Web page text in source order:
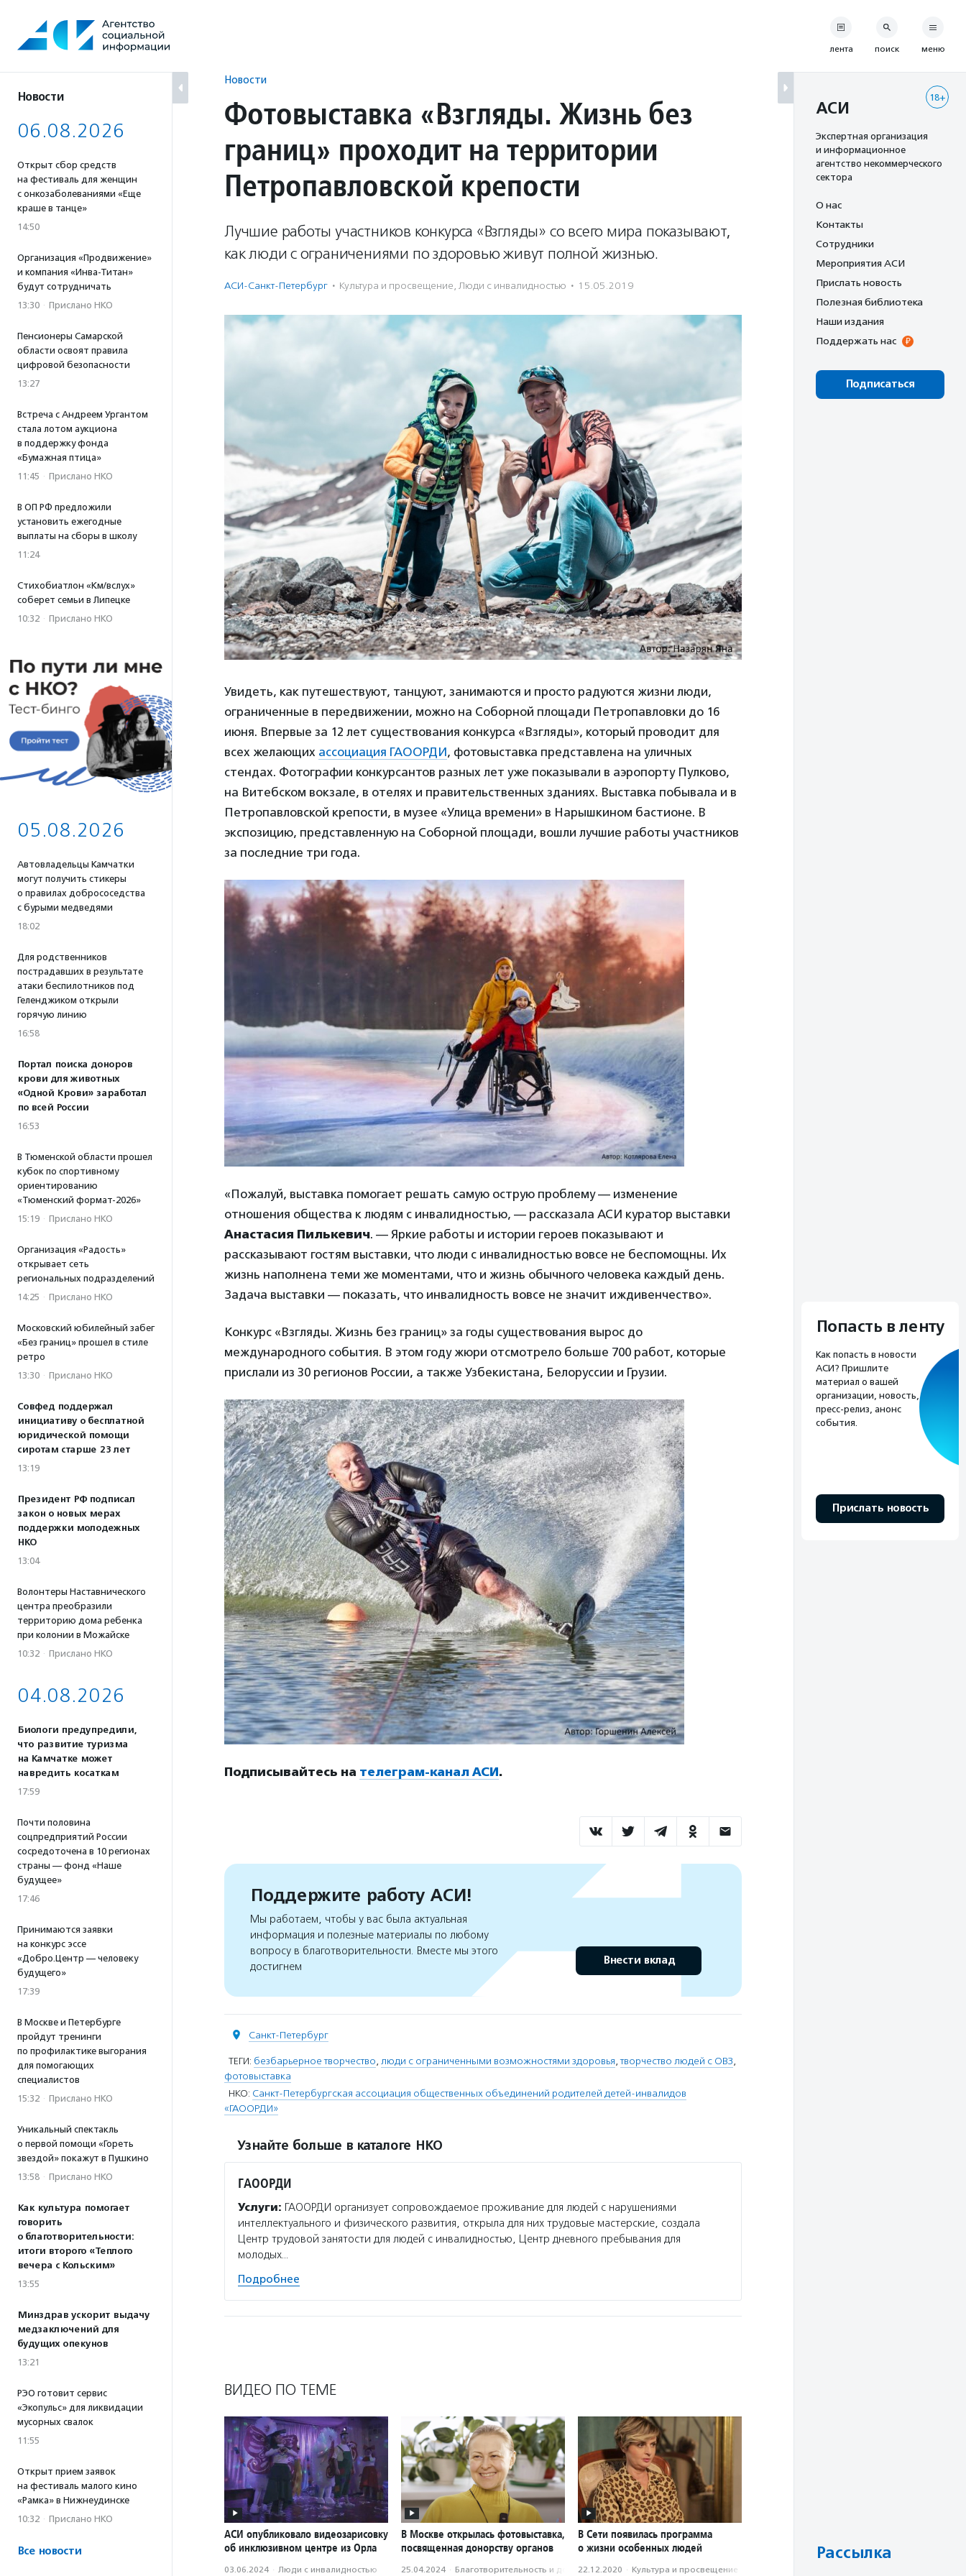
содержанию
Новости
06.08.2026
Открыт сбор средств
на фестиваль для женщин
с онкозаболеваниями «Еще
краше в танце»
14:50
Организация «Продвижение»
и компания «Инва-Титан»
будут сотрудничать
13:30 · Прислано НКО
Пенсионеры Самарской
области освоят правила
цифровой безопасности
13:27
Встреча с Андреем Ургантом
стала лотом аукциона
в поддержку фонда
«Бумажная птица»
11:45 · Прислано НКО
В ОП РФ предложили
установить ежегодные
выплаты на сборы в школу
11:24
Стихобиатлон «Км/вслух»
соберет семьи в Липецке
10:32 · Прислано НКО
05.08.2026
Автовладельцы Камчатки
могут получить стикеры
о правилах добрососедства
с бурыми медведями
18:02
Для родственников
пострадавших в результате
атаки беспилотников под
Геленджиком открыли
горячую линию
16:58
Портал поиска доноров
крови для животных
«Одной Крови» заработал
по всей России
16:53
В Тюменской области прошел
кубок по спортивному
ориентированию
«Тюменский формат-2026»
15:19 · Прислано НКО
Организация «Радость»
открывает сеть
региональных подразделений
14:25 · Прислано НКО
Московский юбилейный забег
«Без границ» прошел в стиле
ретро
13:30 · Прислано НКО
Совфед поддержал
инициативу о бесплатной
юридической помощи
сиротам старше 23 лет
13:19
Президент РФ подписал
закон о новых мерах
поддержки молодежных
НКО
13:04
Волонтеры Наставнического
центра преобразили
территорию дома ребенка
при колонии в Можайске
10:32 · Прислано НКО
04.08.2026
Биологи предупредили,
что развитие туризма
на Камчатке может
навредить косаткам
17:59
Почти половина
соцпредприятий России
сосредоточена в 10 регионах
страны — фонд «Наше
будущее»
17:46
Принимаются заявки
на конкурс эссе
«Добро.Центр — человеку
будущего»
17:39
В Москве и Петербурге
пройдут тренинги
по профилактике выгорания
для помогающих
специалистов
15:32 · Прислано НКО
Уникальный спектакль
о первой помощи «Гореть
звездой» покажут в Пушкино
13:58 · Прислано НКО
Как культура помогает
говорить
о благотворительности:
итоги второго «Теплого
вечера с Кольским»
13:55
Минздрав ускорит выдачу
медзаключений для
будущих опекунов
13:21
РЭО готовит сервис
«Экопульс» для ликвидации
мусорных свалок
11:55
Открыт прием заявок
на фестиваль малого кино
«Рамка» в Нижнеудинске
10:32 · Прислано НКО
Все новости
Новости
Фотовыставка «Взгляды. Жизнь без
границ» проходит на территории
Петропавловской крепости
Лучшие работы участников конкурса «Взгляды» со всего мира показывают,
как люди с ограничениями по здоровью живут полной жизнью.
АСИ-Санкт-Петербург · Культура и просвещение, Люди с инвалидностью · 15.05.2019
Увидеть, как путешествуют, танцуют, занимаются и просто радуются жизни люди,
ограниченные в передвижении, можно на Соборной площади Петропавловки до 16
июня. Впервые за 12 лет существования конкурса «Взгляды», который проводит для
всех желающих ассоциация ГАООРДИ, фотовыставка представлена на уличных
стендах. Фотографии конкурсантов разных лет уже показывали в аэропорту Пулково,
на Витебском вокзале, в отелях и правительственных зданиях. Выставка побывала и в
Петропавловской крепости, в музее «Улица времени» в Нарышкином бастионе. В
экспозицию, представленную на Соборной площади, вошли лучшие работы участников
за последние три года.
«Пожалуй, выставка помогает решать самую острую проблему — изменение
отношения общества к людям с инвалидностью, — рассказала АСИ куратор выставки
Анастасия Пилькевич. — Яркие работы и истории героев показывают и
рассказывают гостям выставки, что люди с инвалидностью вовсе не беспомощны. Их
жизнь наполнена теми же моментами, что и жизнь обычного человека каждый день.
Задача выставки — показать, что инвалидность вовсе не значит иждивенчество».
Конкурс «Взгляды. Жизнь без границ» за годы существования вырос до
международного события. В этом году жюри отсмотрело больше 700 работ, которые
прислали из 30 регионов России, а также Узбекистана, Белоруссии и Грузии.
Подписывайтесь на телеграм-канал АСИ.
Поддержите работу АСИ!
Мы работаем, чтобы у вас была актуальная
информация и полезные материалы по любому
вопросу в благотворительности. Вместе мы этого
достигнем
Внести вклад
Санкт-Петербург
ТЕГИ: безбарьерное творчество, люди с ограниченными возможностями здоровья,творчество людей с ОВЗ,
фотовыставка
НКО: Санкт-Петербургская ассоциация общественных объединений родителей детей-инвалидов
«ГАООРДИ»
Узнайте больше в каталоге НКО
ГАООРДИ
Услуги: ГАООРДИ организует сопровождаемое проживание для людей с нарушениями
интеллектуального и физического развития, открыла для них трудовые мастерские, создала
Центр трудовой занятости для людей с инвалидностью, Центр дневного пребывания для
молодых…
Подробнее
ВИДЕО ПО ТЕМЕ
АСИ опубликовало видеозарисовку
об инклюзивном центре из Орла
03.06.2024 · Люди с инвалидностью
В Москве открылась фотовыставка,
посвященная донорству органов
25.04.2024 · Благотвори­тель­ность и доброволь­чест­во
В Сети появилась программа
о жизни особенных людей
22.12.2020 · Культура и просвещение
лента поиск меню
18+
АСИ
Экспертная организация
и информационное
агентство некоммерческого
сектора
О нас
Контакты
Сотрудники
Мероприятия АСИ
Прислать новость
Полезная библиотека
Наши издания
Поддержать нас
Подписаться
Попасть в ленту
Как попасть в новости
АСИ? Пришлите
материал о вашей
организации, новость,
пресс-релиз, анонс
события.
Прислать новость
Рассылка